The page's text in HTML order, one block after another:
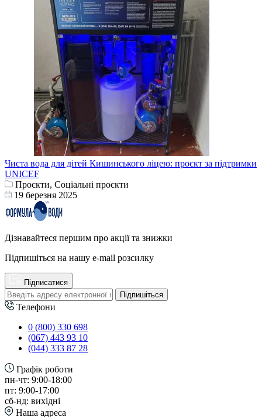
Чиста вода для дітей Кишинського ліцею: проєкт за підтримки
UNICEF
Проєкти, Соціальні проєкти
19 березня 2025
Дізнавайтеся першим про акції та знижки
Підпишіться на нашу e-mail розсилку
Підписатися
Підпишіться
Телефони
0 (800) 330 698
(067) 443 93 10
(044) 333 87 28
Графік роботи
пн-чт: 9:00-18:00
пт: 9:00-17:00
сб-нд: вихідні
Наша адреса